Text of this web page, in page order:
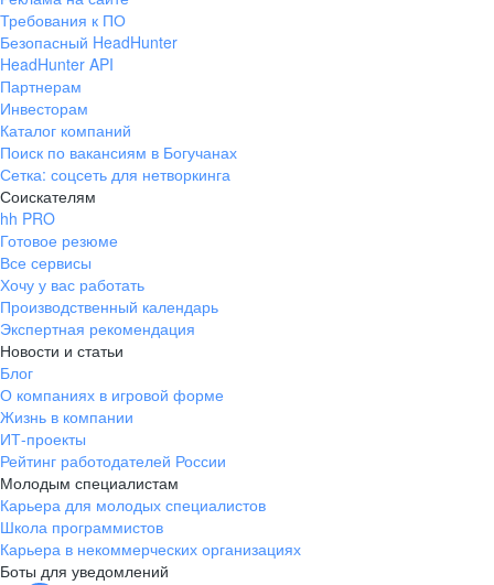
Требования к ПО
Безопасный HeadHunter
HeadHunter API
Партнерам
Инвесторам
Каталог компаний
Поиск по вакансиям в Богучанах
Сетка: соцсеть для нетворкинга
Соискателям
hh PRO
Готовое резюме
Все сервисы
Хочу у вас работать
Производственный календарь
Экспертная рекомендация
Новости и статьи
Блог
О компаниях в игровой форме
Жизнь в компании
ИТ-проекты
Рейтинг работодателей России
Молодым специалистам
Карьера для молодых специалистов
Школа программистов
Карьера в некоммерческих организациях
Боты для уведомлений